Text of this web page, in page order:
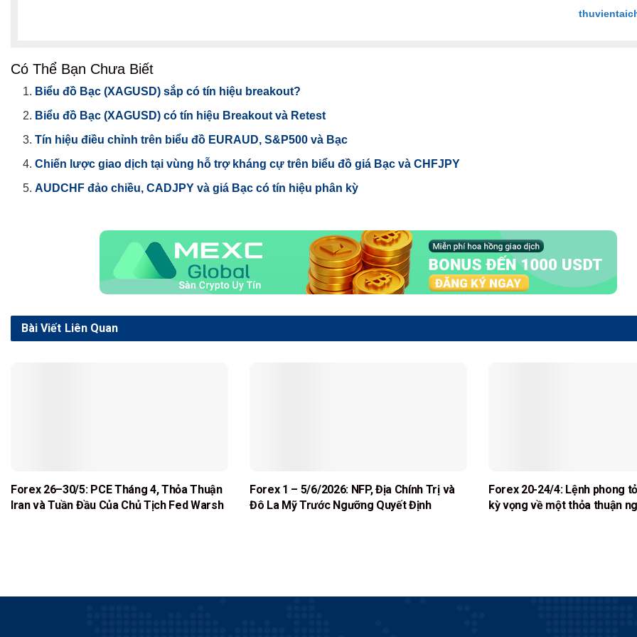
Có Thể Bạn Chưa Biết
Biểu đồ Bạc (XAGUSD) sắp có tín hiệu breakout?
Biểu đồ Bạc (XAGUSD) có tín hiệu Breakout và Retest
Tín hiệu điều chỉnh trên biểu đồ EURAUD, S&P500 và Bạc
Chiến lược giao dịch tại vùng hỗ trợ kháng cự trên biểu đồ giá Bạc và CHFJPY
AUDCHF đảo chiều, CADJPY và giá Bạc có tín hiệu phân kỳ
Liên Quan
Bài Viết
Forex 26–30/5: PCE Tháng 4, Thỏa Thuận
Iran và Tuần Đầu Của Chủ Tịch Fed Warsh
Forex 1 – 5/6/2026: NFP, Địa Chính Trị và
Đô La Mỹ Trước Ngưỡng Quyết Định
Forex 20-24/4: Lệnh phong
kỳ vọng về một thỏa thuận